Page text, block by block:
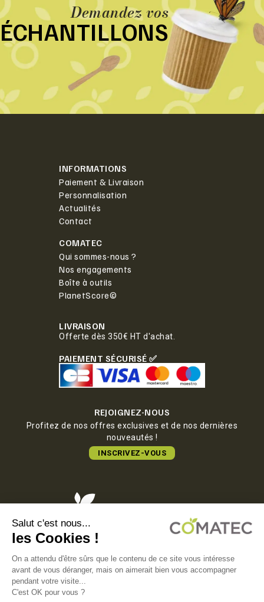
Demandez vos
ÉCHANTILLONS
INFORMATIONS
Paiement & Livraison
Personnalisation
Actualités
Contact
COMATEC
Qui sommes-nous ?
Nos engagements
Boîte à outils
PlanetScore©
LIVRAISON
Offerte dès 350€ HT d'achat.
PAIEMENT SÉCURISÉ ✅
REJOIGNEZ-NOUS
Profitez de nos offres exclusives et de nos dernières
nouveautés !
INSCRIVEZ-VOUS
COMATEC PACKAGING
Boulevard François-Xavier Fafeur
11000 Carcassonne, FRANCE